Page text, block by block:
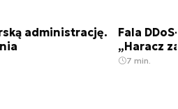
administrację.
Fala
„Haracz
7 min.